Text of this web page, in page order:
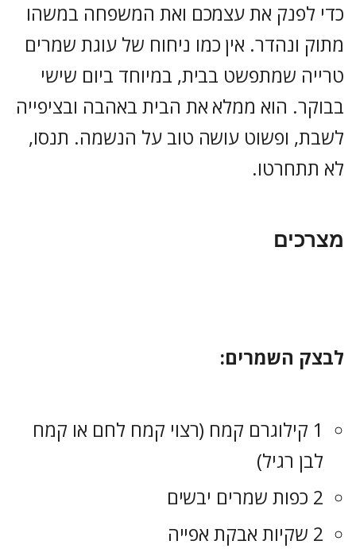
כדי לפנק את עצמכם ואת המשפחה במשהו
מתוק ונהדר. אין כמו ניחוח של עוגת שמרים
טרייה שמתפשט בבית, במיוחד ביום שישי
בבוקר. הוא ממלא את הבית באהבה ובציפייה
לשבת, ופשוט עושה טוב על הנשמה. תנסו,
לא תתחרטו.
מצרכים
לבצק השמרים:
1 קילוגרם קמח (רצוי קמח לחם או קמח
לבן רגיל)
2 כפות שמרים יבשים
2 שקיות אבקת אפייה